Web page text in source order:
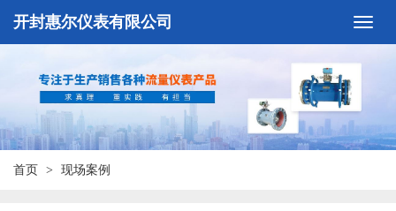
开封惠尔仪表有限公司
首页 现场案例